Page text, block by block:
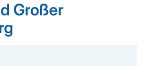
Großer